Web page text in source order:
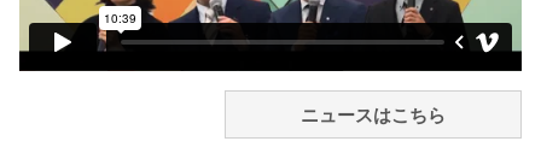
ニュースはこちら